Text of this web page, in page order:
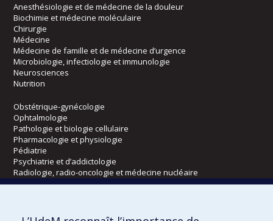
Anesthésiologie et de médecine de la douleur
Biochimie et médecine moléculaire
Chirurgie
Médecine
Médecine de famille et de médecine d’urgence
Microbiologie, infectiologie et immunologie
Neurosciences
Nutrition
Obstétrique-gynécologie
Ophtalmologie
Pathologie et biologie cellulaire
Pharmacologie et physiologie
Pédiatrie
Psychiatrie et d’addictologie
Radiologie, radio-oncologie et médecine nucléaire